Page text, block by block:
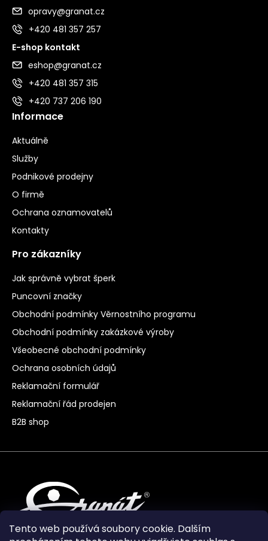
Tento web používá soubory cookie. Dalším
opravy@granat.cz
+420 481 357 257
E-shop kontakt
eshop@granat.cz
+420 481 357 315
+420 737 206 190
Informace
Aktuálně
Služby
Podnikové prodejny
O firmě
Ochrana oznamovatelů
Kontakty
Pro zákazníky
Jak správně vybrat šperk
Puncovní značky
Obchodní podmínky Věrnostního programu
Obchodní podmínky zakázkové výroby
Všeobecné obchodní podmínky
Ochrana osobních údajů
Reklamační formulář
Reklamační řád prodejen
B2B shop